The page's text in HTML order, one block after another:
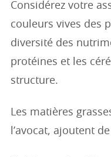
Considérez votre
couleurs vives des
diversité des
protéines et les
structure.
Les matières
l’avocat, ajoutent